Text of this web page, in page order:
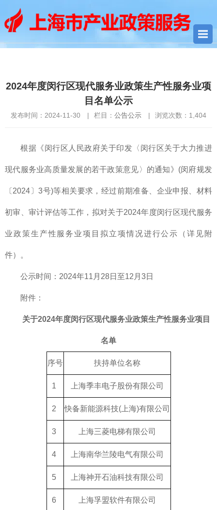
2024年度闵行区现代服务业政策生产性服务业项
目名单公示
发布时间：2024-11-30 | 栏目： 公告公示 | 浏览次数： 1,404
根据《闵行区人民政府关于印发〈闵行区关于大力推进
现代服务业高质量发展的若干政策意见〉的通知》(闵府规发
〔2024〕3号)等相关要求，经过前期准备、企业申报、材料
初审、审计评估等工作，拟对关于2024年度闵行区现代服务
业政策生产性服务业项目拟立项情况进行公示（详见附
件）。
公示时间：2024年11月28日至12月3日
附件：
关于2024年度闵行区现代服务业政策生产性服务业项目
名单
序号 扶持单位名称
1 上海季丰电子股份有限公司
2 快备新能源科技(上海)有限公司
3 上海三菱电梯有限公司
4 上海南华兰陵电气有限公司
5 上海神开石油科技有限公司
6 上海孚盟软件有限公司